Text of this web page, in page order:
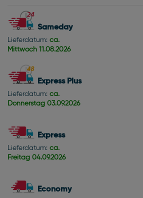
Sameday
Lieferdatum: ca.
Mittwoch 11.08.2026
Express Plus
Lieferdatum: ca.
Donnerstag 03.09.2026
Express
Lieferdatum: ca.
Freitag 04.09.2026
Economy